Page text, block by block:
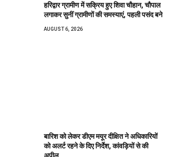
हरिद्वार ग्रामीण में सक्रिय हुए शिवा चौहान, चौपाल
लगाकर सुनीं ग्रामीणों की समस्याएं, पहली पसंद बने
AUGUST 6, 2026
बारिश को लेकर डीएम मयूर दीक्षित ने अधिकारियों
को अलर्ट रहने के दिए निर्देश, कांवड़ियों से की